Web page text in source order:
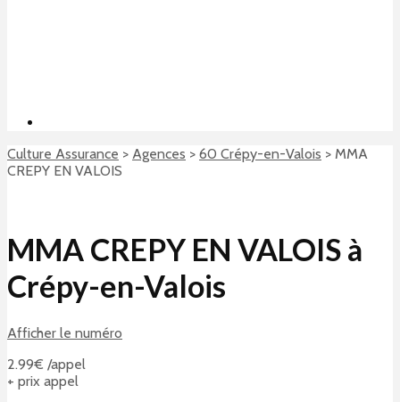
Culture Assurance > Agences > 60 Crépy-en-Valois > MMA
CREPY EN VALOIS
MMA CREPY EN VALOIS à
Crépy-en-Valois
Afficher le numéro
2.99€ /appel
+ prix appel